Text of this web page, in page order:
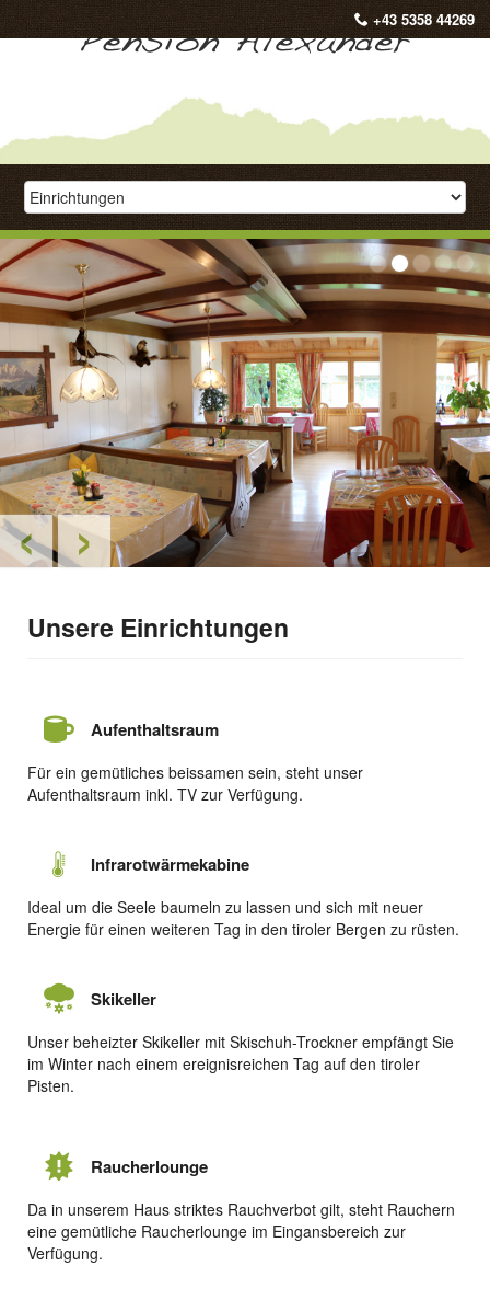
+43 5358 44269
‹ ›
Unsere Einrichtungen
Aufenthaltsraum
Für ein gemütliches beissamen sein, steht unser
Aufenthaltsraum inkl. TV zur Verfügung.
Infrarotwärmekabine
Ideal um die Seele baumeln zu lassen und sich mit neuer
Energie für einen weiteren Tag in den tiroler Bergen zu rüsten.
Skikeller
Unser beheizter Skikeller mit Skischuh-Trockner empfängt Sie
im Winter nach einem ereignisreichen Tag auf den tiroler
Pisten.
Raucherlounge
Da in unserem Haus striktes Rauchverbot gilt, steht Rauchern
eine gemütliche Raucherlounge im Eingansbereich zur
Verfügung.